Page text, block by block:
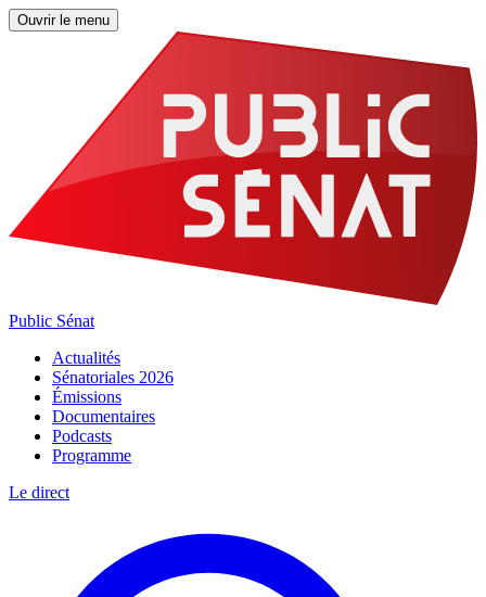
Ouvrir le menu
Public Sénat
Actualités
Sénatoriales 2026
Émissions
Documentaires
Podcasts
Programme
Le direct